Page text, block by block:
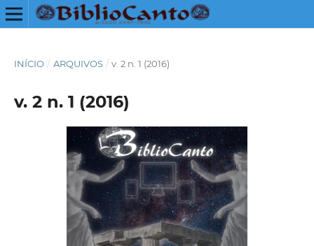
INÍCIO / ARQUIVOS / v. 2 n. 1 (2016)
v. 2 n. 1 (2016)